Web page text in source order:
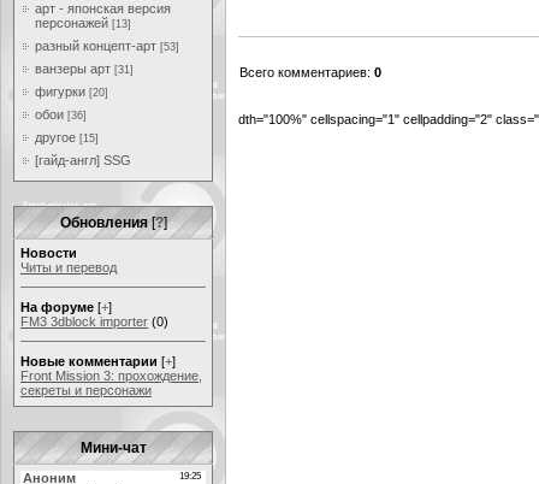
арт - японская версия
персонажей [13]
разный концепт-арт [53]
ванзеры арт [31]
фигурки [20]
обои [36]
другое [15]
[гайд-англ] SSG
Обновления [?]
Новости
Читы и перевод
На форуме [+]
FM3 3dblock importer (0)
Новые комментарии [+]
Front Mission 3: прохождение,
секреты и персонажи
Мини-чат
Всего комментариев: 0
dth="100%" cellspacing="1" cellpadding="2"